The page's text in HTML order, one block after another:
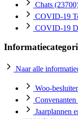
Chats
COVID-19
COVID-19
Naar alle
Woo-
Convenanten
Jaarplannen